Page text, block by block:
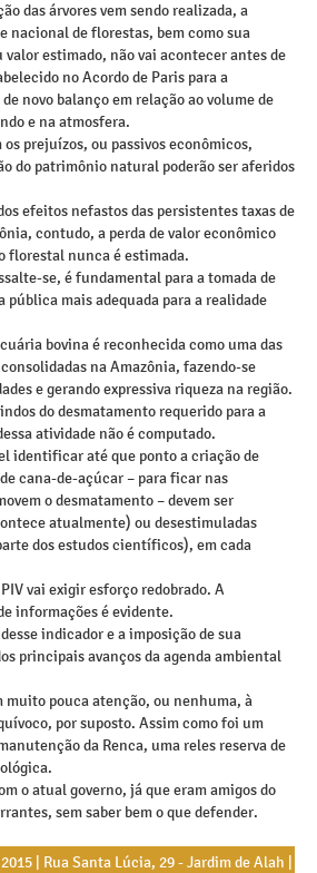
das árvores vem sendo realizada, a
nacional de florestas, bem como sua
valor estimado, não vai acontecer antes de
no Acordo de Paris para a
novo balanço em relação ao volume de
e na atmosfera.
prejuízos, ou passivos econômicos,
do patrimônio natural poderão ser aferidos
efeitos nefastos das persistentes taxas de
contudo, a perda de valor econômico
florestal nunca é estimada.
se, é fundamental para a tomada de
mais adequada para a realidade
bovina é reconhecida como uma das
na Amazônia, fazendo-se
e gerando expressiva riqueza na região.
do desmatamento requerido para a
atividade não é computado.
identificar até que ponto a criação de
cana-de-açúcar – para ficar nas
o desmatamento – devem ser
atualmente) ou desestimuladas
dos estudos científicos), em cada
vai exigir esforço redobrado. A
informações é evidente.
indicador e a imposição de sua
principais avanços da agenda ambiental
muito pouca atenção, ou nenhuma, à
por suposto. Assim como foi um
da Renca, uma reles reserva de
o atual governo, já que eram amigos do
sem saber bem o que defender.
| Rua Santa Lúcia, 29 - Jardim de Alah |